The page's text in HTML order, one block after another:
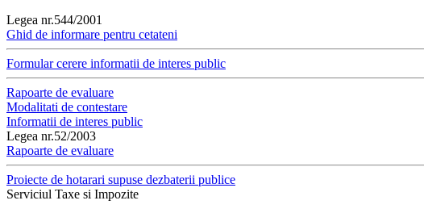
Legea nr.544/2001
Ghid de informare pentru cetateni
Formular cerere informatii de interes public
Rapoarte de evaluare
Modalitati de contestare
Informatii de interes public
Legea nr.52/2003
Rapoarte de evaluare
Proiecte de hotarari supuse dezbaterii publice
Serviciul Taxe si Impozite